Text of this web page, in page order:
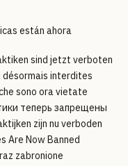
están ahora
sind jetzt verboten
désormais interdites
sono ora vietate
теперь запрещены
zijn nu verboden
Are Now Banned
zabronione